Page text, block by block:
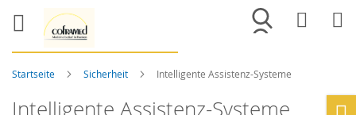
Merkliste
Startseite Sicherheit Intelligente Assistenz-Systeme
Intelligente Assistenz-Systeme